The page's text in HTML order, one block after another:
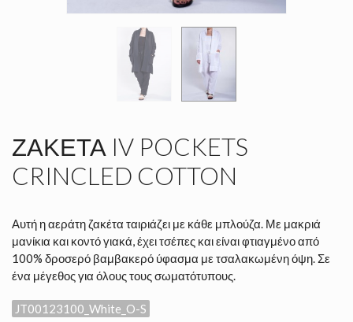
ΖΑΚΈΤΑ IV POCKETS
CRINCLED COTTON
Αυτή η αεράτη ζακέτα ταιριάζει με κάθε μπλούζα. Με μακριά
μανίκια και κοντό γιακά, έχει τσέπες και είναι φτιαγμένο από
100% δροσερό βαμβακερό ύφασμα με τσαλακωμένη όψη. Σε
ένα μέγεθος για όλους τους σωματότυπους.
JT00123100_White_O-S